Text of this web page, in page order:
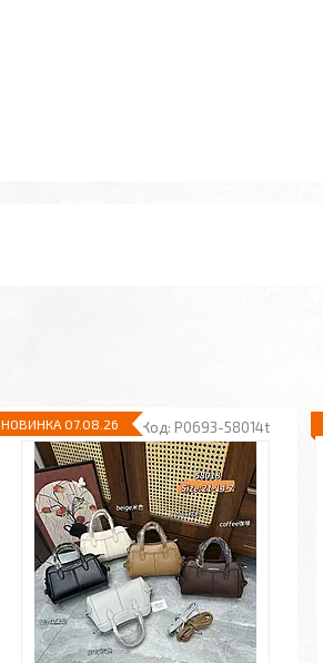
P0693-58014t
НОВИНКА 07.08.26